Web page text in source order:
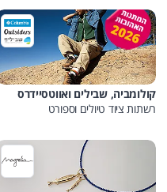
קולומביה, שבילים ואווטסיידרס
רשתות ציוד טיולים וספורט